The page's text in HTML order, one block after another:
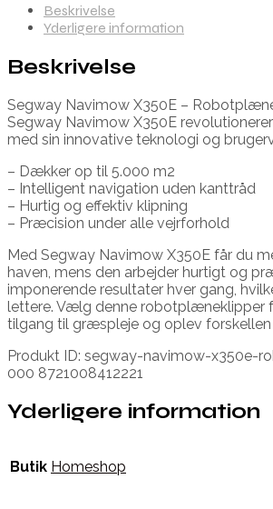
Beskrivelse
Yderligere information
Beskrivelse
Segway Navimow X350E –
Segway Navimow X350E
med sin innovative teknologi og
– Dækker op til 5.000 m2
– Intelligent navigation uden kanttråd
– Hurtig og effektiv klipning
– Præcision under alle vejrforhold
Med Segway Navimow X350E får du
haven, mens den arbejder hurtigt og
imponerende resultater hver gang,
lettere. Vælg denne robotplæneklipper
tilgang til græspleje og oplev forskellen
Produkt ID: segway-navimow-x350e-
000 8721008412221
Yderligere information
Butik Homeshop